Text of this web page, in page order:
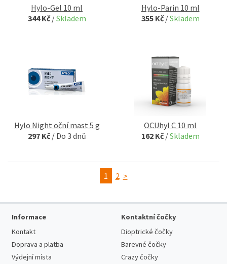
Hylo-Gel 10 ml
344 Kč/Skladem
Hylo-Parin 10 ml
355 Kč/Skladem
Hylo Night oční mast 5 g
297 Kč/ Do 3 dnů
OCUhyl C 10 ml
162 Kč/Skladem
1 2 >
Informace
Kontakt
Doprava a platba
Výdejní místa
Kontaktní čočky
Dioptrické čočky
Barevné čočky
Crazy čočky